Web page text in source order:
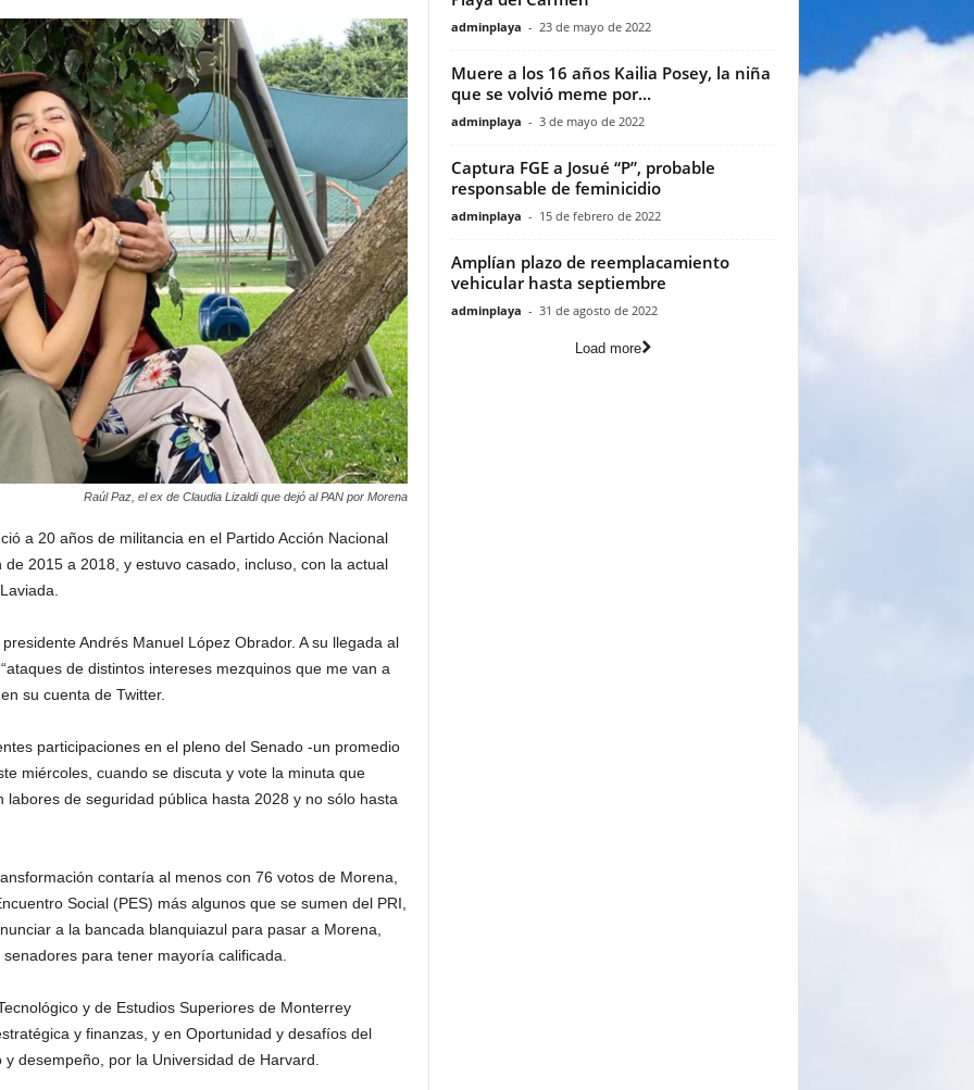
Raúl Paz, el ex de Claudia Lizaldi que dejó al PAN por Morena
a 20 años de militancia en el Partido Acción Nacional
2015 a 2018, y estuvo casado, incluso, con la actual
Andrés Manuel López Obrador. A su llegada al
de distintos intereses mezquinos que me van a
su cuenta de Twitter.
participaciones en el pleno del Senado -un promedio
miércoles, cuando se discuta y vote la minuta que
de seguridad pública hasta 2028 y no sólo hasta
contaría al menos con 76 votos de Morena,
Social (PES) más algunos que se sumen del PRI,
a la bancada blanquiazul para pasar a Morena,
para tener mayoría calificada.
y de Estudios Superiores de Monterrey
y finanzas, y en Oportunidad y desafíos del
desempeño, por la Universidad de Harvard.
adminplaya - 23 de mayo de 2022
Muere a los 16 años Kailia Posey, la niña
que se volvió meme por...
adminplaya - 3 de mayo de 2022
Captura FGE a Josué “P”, probable
responsable de feminicidio
adminplaya - 15 de febrero de 2022
Amplían plazo de reemplacamiento
vehicular hasta septiembre
adminplaya - 31 de agosto de 2022
Load more